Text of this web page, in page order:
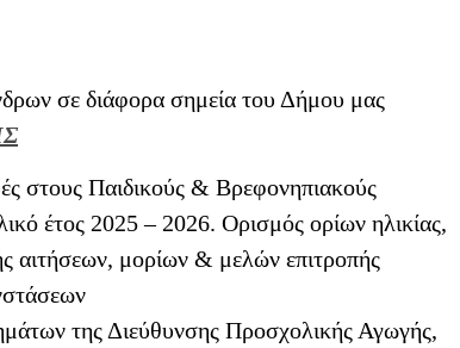
σε διάφορα σημεία του Δήμου μας
στους Παιδικούς & Βρεφονηπιακούς
έτος 2025 – 2026. Ορισμός ορίων ηλικίας,
αιτήσεων, μορίων & μελών επιτροπής
της Διεύθυνσης Προσχολικής Αγωγής,